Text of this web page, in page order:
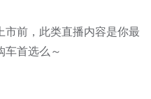
市前，此类直播内容是你最
车首选么～